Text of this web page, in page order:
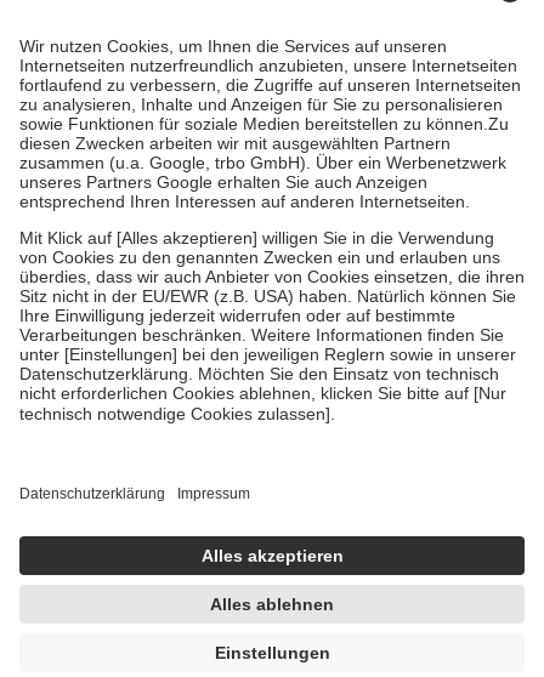
höchstens zehn Euro.
Es sind jedoch nie mehr als die tatsächlichen
Kosten der Leistung zu entrichten.
Diese Regeln gelten grundsätzlich auch für Online-Apotheken.
Bei Heilmitteln und häuslicher Krankenpflege beträgt die
Zuzahlung zehn Prozent der Kosten sowie zehn Euro je
Verordnung.
Um das Engagement der Versicherten für ihre eigene Gesundheit zu
stärken und die besondere Stellung der Familie zu unterstützen,
fallenkeine Zuzahlungenan bei:
• Kindern und Jugendlichen bis zum vollendeten 18. Lebensjahr
mit Ausnahme der Fahrkosten
• Untersuchungen zur Vorsorge und Früherkennung, die von der
GKV getragen werden
• empfohlenen Schutzimpfungen
• Harn- und Blutteststreifen
getroffen, um sicherzustellen, dass es sich um echte Bewertungen
https://help.etrusted.com/hc/de/articles/4419944605341
Einige Bilder und Inhalte wurden unter Zuhilfenahme künstlicher